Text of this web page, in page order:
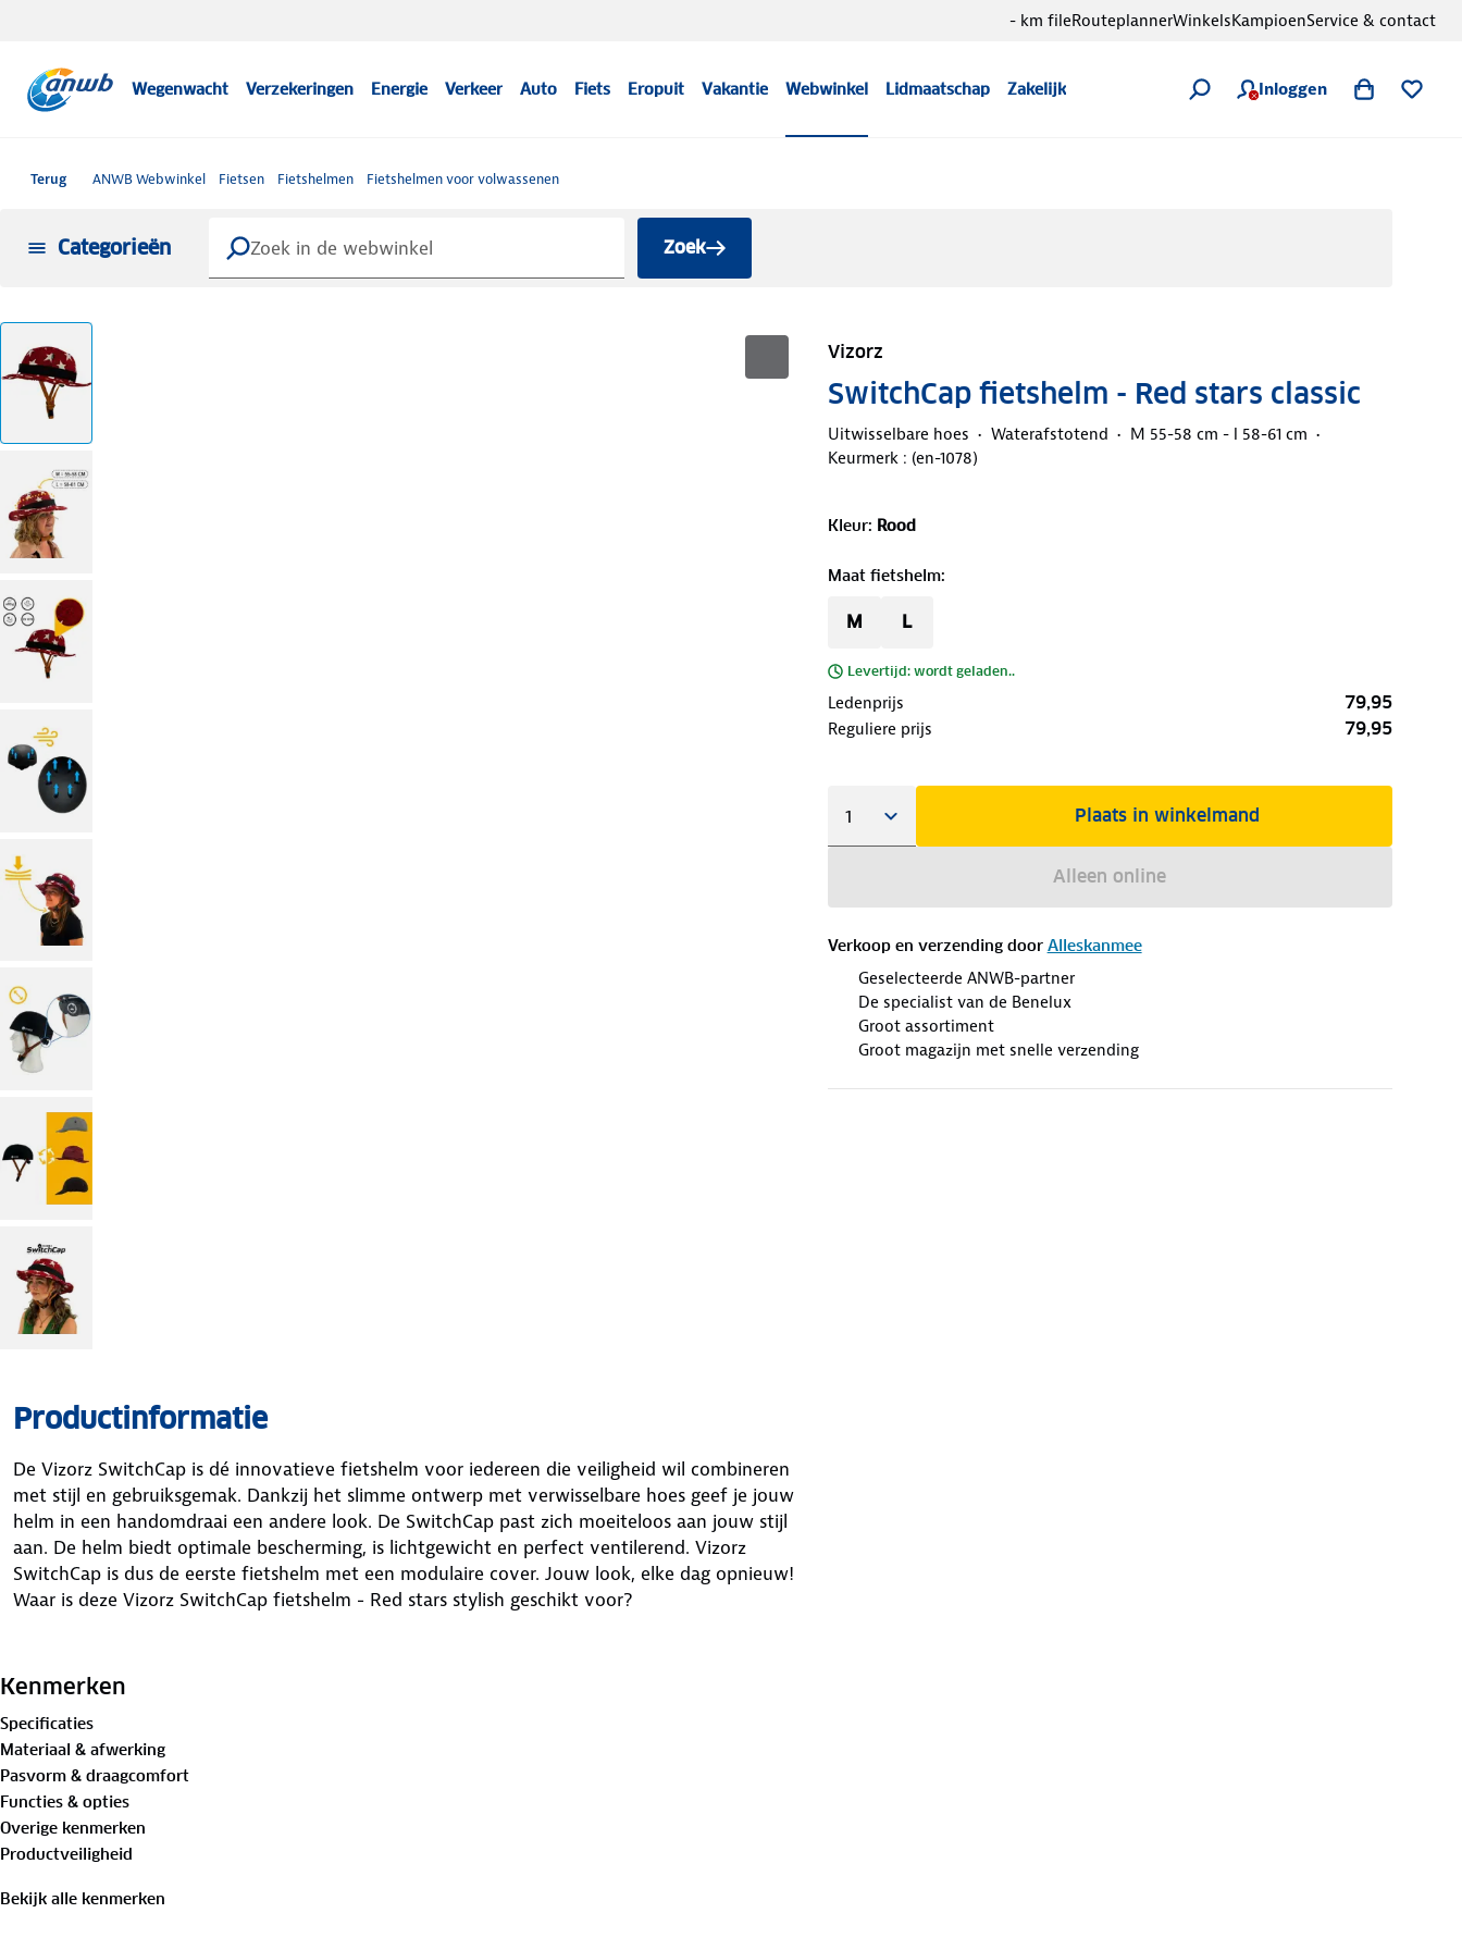
Wegenwacht Verzekeringen Energie Verkeer Auto Fiets Eropuit Vakantie Webwinkel Lidmaatschap Zakelijk Inloggen
- km fileRouteplannerWinkelsKampioenService & contact
Terug ANWB Webwinkel Fietsen Fietshelmen Fietshelmen voor volwassenen
Categorieën Zoek
Vizorz
SwitchCap fietshelm - Red stars classic
Uitwisselbare hoes Waterafstotend
M 55-58 cm - l 58-61 cm
Keurmerk : (en-1078)
Kleur: Rood
Maat fietshelm:
M L
Levertijd: wordt geladen..
Ledenprijs 79,95
Reguliere prijs 79,95
Plaats in winkelmand
Alleen online
Verkoop en verzending door Alleskanmee
Geselecteerde ANWB-partner
De specialist van de Benelux
Groot assortiment
Groot magazijn met snelle verzending
Productinformatie
De Vizorz SwitchCap is dé innovatieve fietshelm voor iedereen die veiligheid wil combineren
met stijl en gebruiksgemak. Dankzij het slimme ontwerp met verwisselbare hoes geef je jouw
helm in een handomdraai een andere look. De SwitchCap past zich moeiteloos aan jouw stijl
aan. De helm biedt optimale bescherming, is lichtgewicht en perfect ventilerend. Vizorz
SwitchCap is dus de eerste fietshelm met een modulaire cover. Jouw look, elke dag opnieuw!
Waar is deze Vizorz SwitchCap fietshelm - Red stars stylish geschikt voor?
vinden. De Vizorz SwitchCap heeft voor dat probleem een oplossing. Dankzij het SwitchCap-
binnen seconden een totaal andere uitstraling – van zakelijk zwart tot vrolijk gekleurd, van
strak modern tot klassiek retro.
Je kunt kiezen uit meerdere designs en kleuren die passen bij jouw kleding, fiets of stemming.
Ideaal voor wie elke dag een andere stijl wil uitstralen.
Fietsveiligheid zonder compromissen
Veiligheid staat voorop bij het ontwerp van de Vizorz SwitchCap. Deze fietshelm voldoet aan
de strengste normen (EN-1078) en is geschikt voor zowel stadsfietsen, elektrische fietsen (e-
bikes) als speed pedelecs. De stevige buitenschaal vangt klappen effectief op, terwijl de
Kenmerken
Specificaties
Materiaal & afwerking
Pasvorm & draagcomfort
Functies & opties
Overige kenmerken
Productveiligheid
Bekijk alle kenmerken